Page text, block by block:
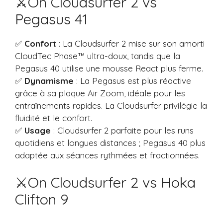
Pegasus 41
✅ Confort : La Cloudsurfer 2 mise sur son amorti
CloudTec Phase™ ultra-doux, tandis que la
Pegasus 40 utilise une mousse React plus ferme.
✅ Dynamisme : La Pegasus est plus réactive
grâce à sa plaque Air Zoom, idéale pour les
entraînements rapides. La Cloudsurfer privilégie la
fluidité et le confort.
✅ Usage : Cloudsurfer 2 parfaite pour les runs
quotidiens et longues distances ; Pegasus 40 plus
adaptée aux séances rythmées et fractionnées.
⚔️On Cloudsurfer 2 vs Hoka
Clifton 9